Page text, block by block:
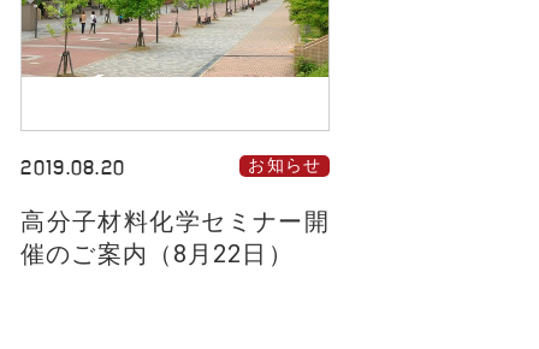
2019.08.20 お知らせ
高分子材料化学セミナー開
催のご案内（8月22日）